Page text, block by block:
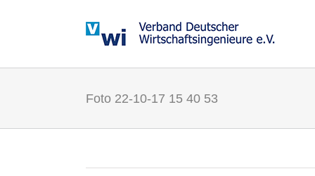
Foto 22-10-17 15 40 53